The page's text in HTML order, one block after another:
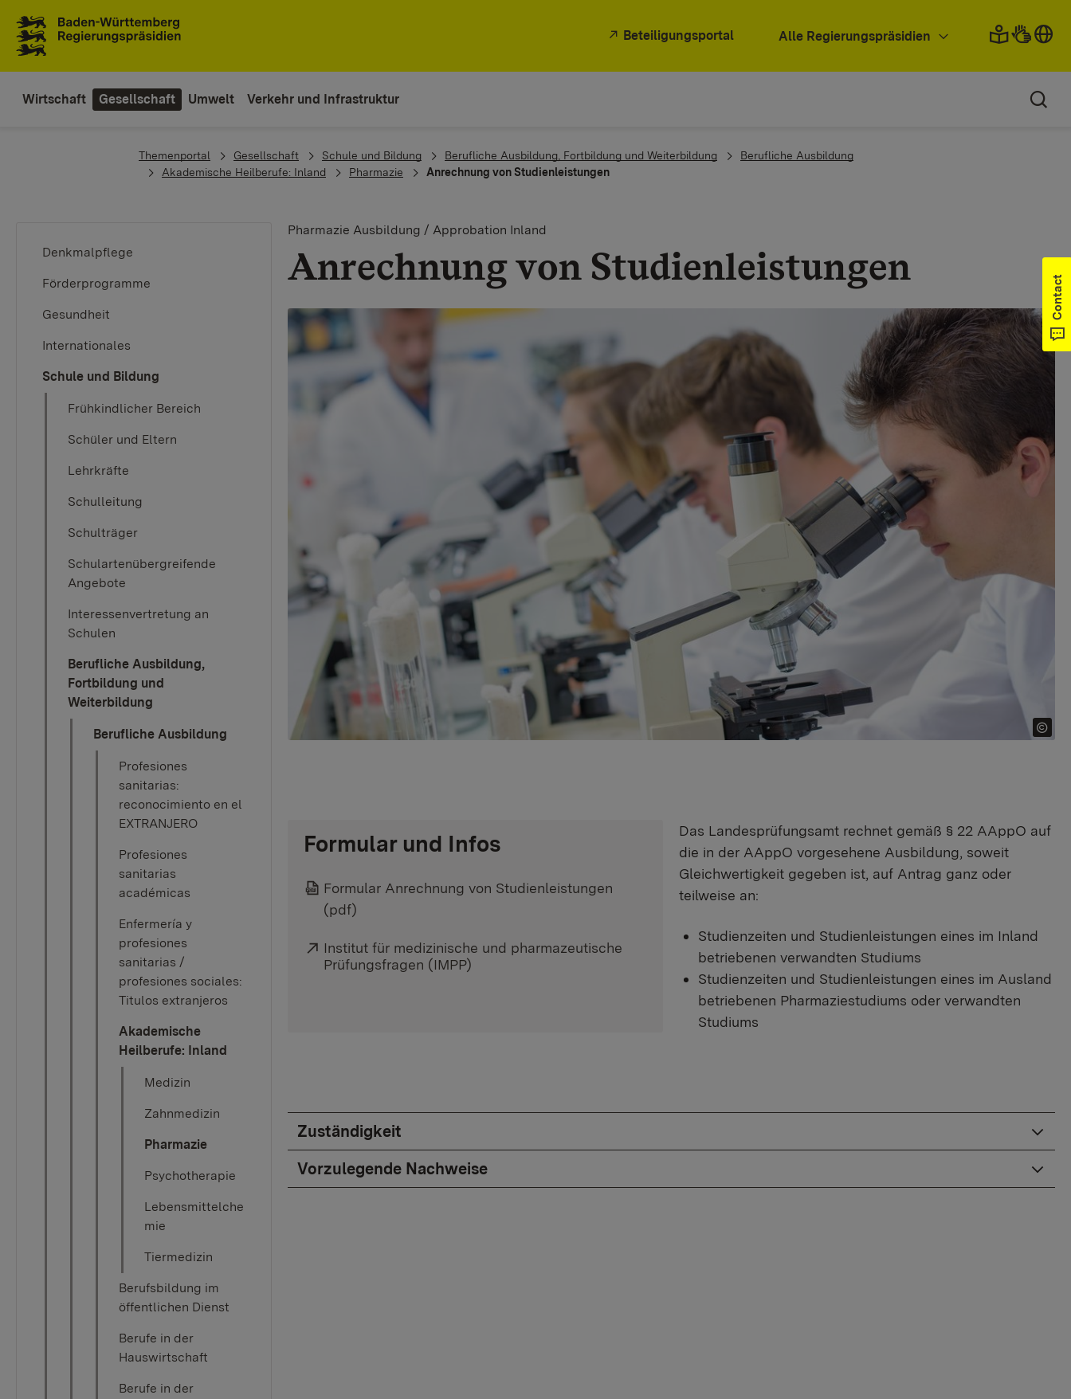
Beteiligungsportal Alle Regierungspräsidien
Wirtschaft Gesellschaft Umwelt Verkehr und Infrastruktur
You are here:
Themenportal Gesellschaft Schule und Bildung Berufliche Ausbildung, Fortbildung und Weiterbildung
Berufliche Ausbildung
Akademische Heilberufe: Inland
Pharmazie Anrechnung von Studienleistungen
Denkmalpflege
Förderprogramme
Gesundheit
Internationales
Schule und Bildung
Frühkindlicher Bereich
Schüler und Eltern
Lehrkräfte
Schulleitung
Schulträger
Schulartenübergreifende
Angebote
Interessenvertretung an
Schulen
Berufliche Ausbildung,
Fortbildung und
Weiterbildung
Berufliche Ausbildung
Profesiones
sanitarias:
reconocimiento en el
EXTRANJERO
Profesiones
sanitarias
académicas
Enfermería y
profesiones
sanitarias /
profesiones sociales:
Titulos extranjeros
Akademische
Heilberufe: Inland
Medizin
Zahnmedizin
Pharmazie
Psychotherapie
Lebensmittelche
mie
Tiermedizin
Berufsbildung im
öffentlichen Dienst
Berufe in der
Hauswirtschaft
Berufe in der
Pharmazie Ausbildung / Approbation Inland
Anrechnung von Studienleistungen
Formular und Infos
Formular Anrechnung von Studienleistungen
(pdf)
Externer Link:
Institut für medizinische und pharmazeutische
Prüfungsfragen (IMPP)
Das Landesprüfungsamt rechnet gemäß § 22 AAppO auf
die in der AAppO vorgesehene Ausbildung, soweit
Gleichwertigkeit gegeben ist, auf Antrag ganz oder
teilweise an:
Studienzeiten und Studienleistungen eines im Inland
betriebenen verwandten Studiums
Studienzeiten und Studienleistungen eines im Ausland
betriebenen Pharmaziestudiums oder verwandten
Studiums
Zuständigkeit
Vorzulegende Nachweise
Contact